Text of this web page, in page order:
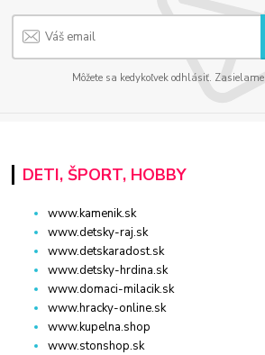
Môžete sa kedykoľvek odhlásiť.
DETI, ŠPORT, HOBBY
www.kamenik.sk
www.detsky-raj.sk
www.detskaradost.sk
www.detsky-hrdina.sk
www.domaci-milacik.sk
www.hracky-online.sk
www.kupelna.shop
www.stonshop.sk